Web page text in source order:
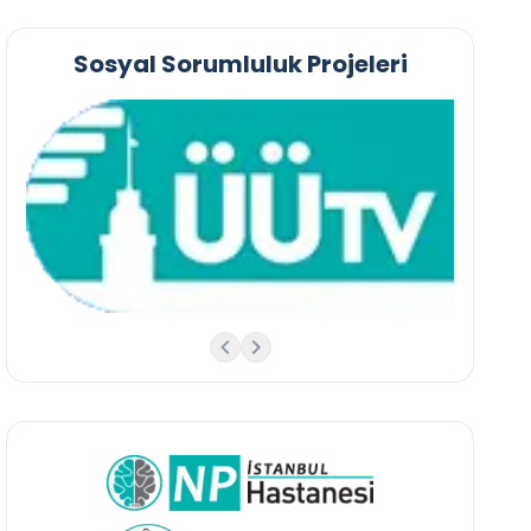
Sosyal Sorumluluk Projeleri